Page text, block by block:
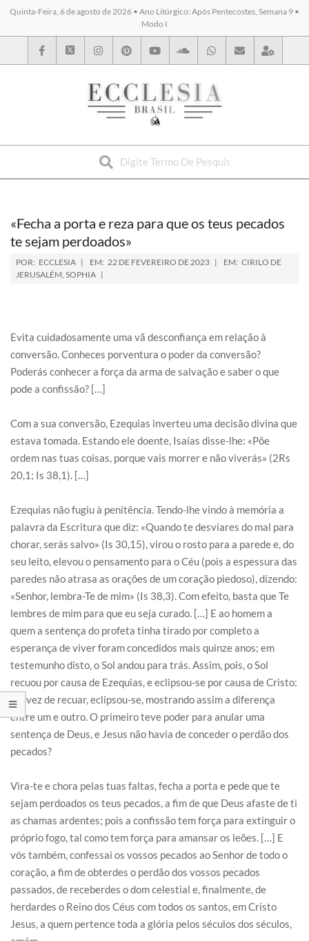
Quinta-Feira, 6 de agosto de 2026 • Ano Litúrgico: Após Pentecostes, Semana 9 •
Modo I
BYBLOS
«Fecha a porta e reza para que os teus pecados
te sejam perdoados»
POR: ECCLESIA EM: 22 DE FEVEREIRO DE 2023 EM: CIRILO DE
JERUSALÉM, SOPHIA
Evita cuidadosamente uma vã desconfiança em relação à
conversão. Conheces porventura o poder da conversão?
Poderás conhecer a força da arma de salvação e saber o que
pode a confissão? […]
Com a sua conversão, Ezequias inverteu uma decisão divina que
estava tomada. Estando ele doente, Isaías disse-lhe: «Põe
ordem nas tuas coisas, porque vais morrer e não viverás» (2Rs
20,1; Is 38,1). […]
Ezequias não fugiu à penitência. Tendo-lhe vindo à memória a
palavra da Escritura que diz: «Quando te desviares do mal para
chorar, serás salvo» (Is 30,15), virou o rosto para a parede e, do
seu leito, elevou o pensamento para o Céu (pois a espessura das
paredes não atrasa as orações de um coração piedoso), dizendo:
«Senhor, lembra-Te de mim» (Is 38,3). Com efeito, basta que Te
lembres de mim para que eu seja curado. […] E ao homem a
quem a sentença do profeta tinha tirado por completo a
esperança de viver foram concedidos mais quinze anos; em
testemunho disto, o Sol andou para trás. Assim, pois, o Sol
recuou por causa de Ezequias, e eclipsou-se por causa de Cristo:
em vez de recuar, eclipsou-se, mostrando assim a diferença
entre um e outro. O primeiro teve poder para anular uma
sentença de Deus, e Jesus não havia de conceder o perdão dos
pecados?
Vira-te e chora pelas tuas faltas, fecha a porta e pede que te
sejam perdoados os teus pecados, a fim de que Deus afaste de ti
as chamas ardentes; pois a confissão tem força para extinguir o
próprio fogo, tal como tem força para amansar os leões. […] E
vós também, confessai os vossos pecados ao Senhor de todo o
coração, a fim de obterdes o perdão dos vossos pecados
passados, de receberdes o dom celestial e, finalmente, de
herdardes o Reino dos Céus com todos os santos, em Cristo
Jesus, a quem pertence toda a glória pelos séculos dos séculos,